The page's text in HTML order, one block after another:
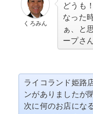
くろみん
どうも
なった
ぁ、と
ープさ
ライコランド姫路
ンがありましたが
次に何のお店にな